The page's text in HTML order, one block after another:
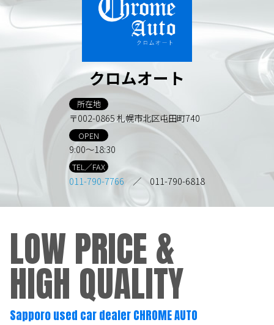
クロムオート
所在地
〒002-0865 札幌市北区屯田町740
OPEN
9:00～18:30
TEL／FAX
011-790-7766 ／ 011-790-6818
LOW PRICE &
HIGH QUALITY
Sapporo used car dealer CHROME AUTO